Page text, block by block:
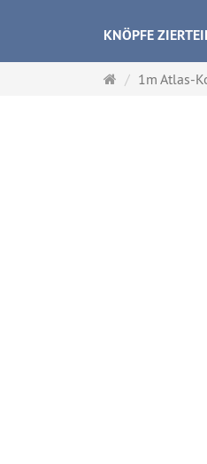
KNÖPFE
Startseite
1m Atlas-